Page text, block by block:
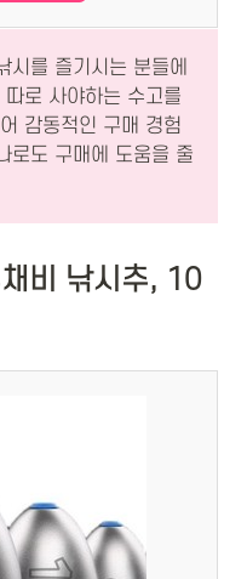
시를 즐기시는 분들에
로 사야하는 수고를
감동적인 구매 경험
로도 구매에 도움을 줄
비 낚시추, 10